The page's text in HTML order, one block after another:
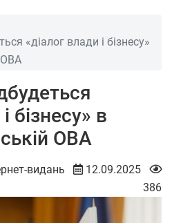
«діалог влади і бізнесу»
ОВА
бізнесу» в
ОВА
видань
12.09.2025
386